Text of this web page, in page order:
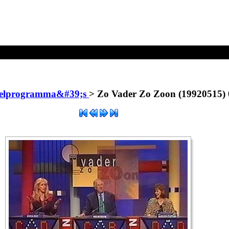
> Zo Vader Zo Zoon (19920515)